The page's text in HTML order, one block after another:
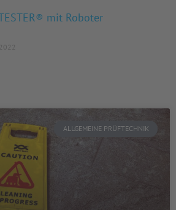
mit Roboter
ALLGEMEINE PRÜFTECHNIK